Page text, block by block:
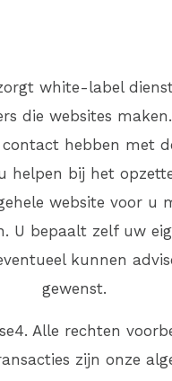
white-label
die websites
hebben met
helpen bij het
website voor u
U bepaalt zelf uw
kunnen
gewenst.
Alle rechten
zijn onze